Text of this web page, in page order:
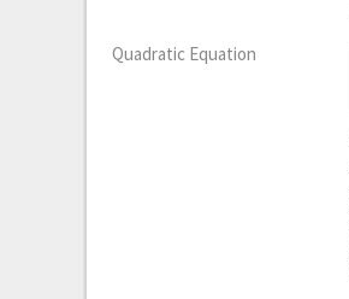
Quadratic Equation